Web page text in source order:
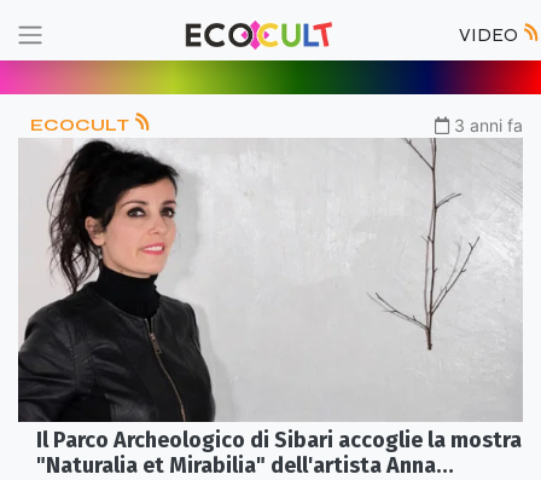
VIDEO
ECOCULT 3 anni fa
Il Parco Archeologico di Sibari accoglie la mostra
"Naturalia et Mirabilia" dell'artista Anna